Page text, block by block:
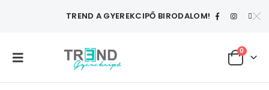
TREND A GYEREKCIPŐ BIRODALOM!
0